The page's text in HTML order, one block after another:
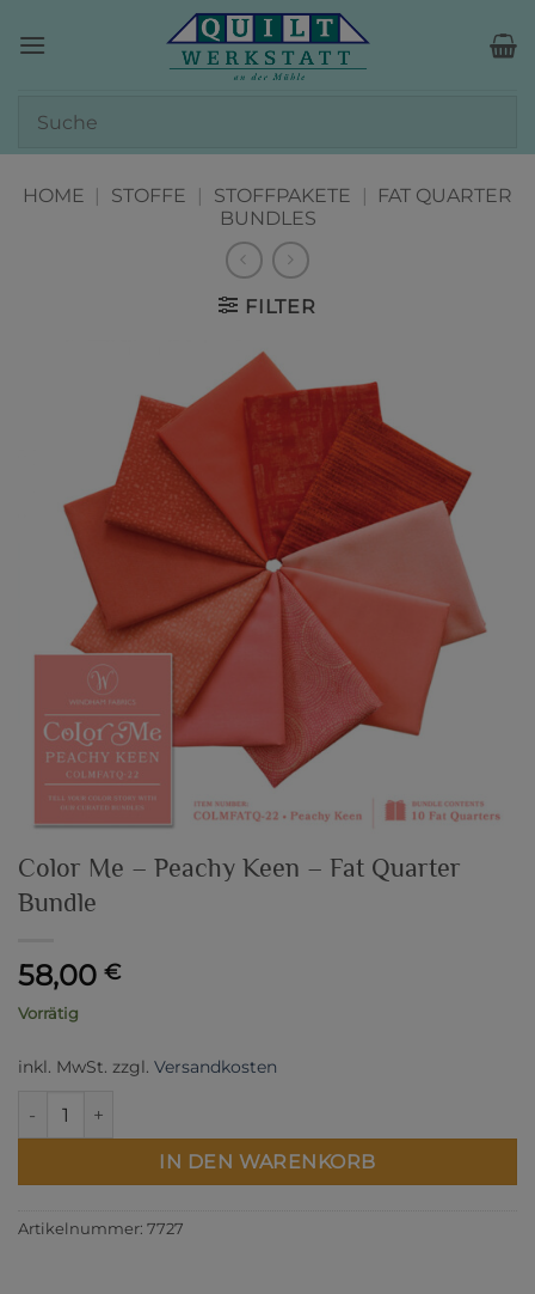
Inhalt
HOME | STOFFE | STOFFPAKETE |
FAT QUARTER
BUNDLES
FILTER
Color Me – Peachy Keen – Fat Quarter
Bundle
58,00 €
Vorrätig
inkl. MwSt. zzgl. Versandkosten
IN DEN WARENKORB
Artikelnummer: 7727